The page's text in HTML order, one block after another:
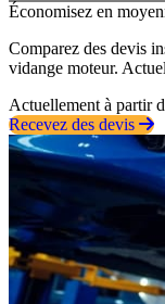
Économisez en
Comparez des devis
vidange moteur.
Actuellement à partir
Recevez des devis